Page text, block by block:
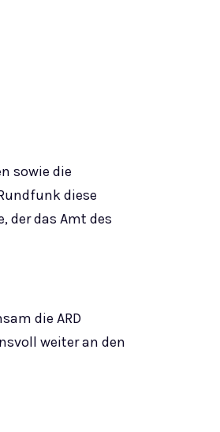
sowie die
diese
der das Amt des
die ARD
weiter an den